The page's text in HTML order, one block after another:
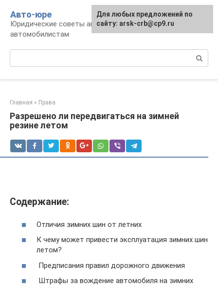
контенту
Авто-юре
Юридические советы автовладельцам и
автомобилистам
Главная » Права
Разрешено ли передвигаться на зимней
резине летом
Содержание:
Отличия зимних шин от летних
К чему может привести эксплуатация зимних шин
летом?
Предписания правил дорожного движения
Штрафы за вождение автомобиля на зимних
Для любых предложений по
сайту: arsk-crb@cp9.ru